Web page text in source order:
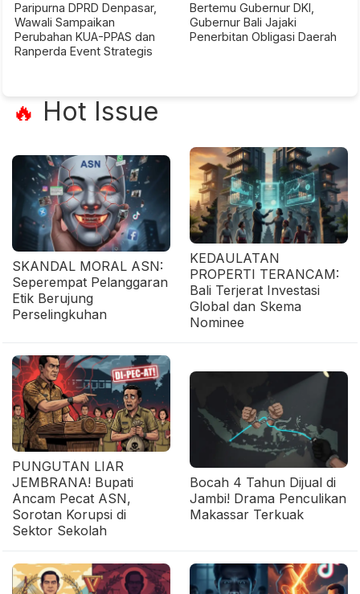
Paripurna DPRD Denpasar,
Wawali Sampaikan
Perubahan KUA-PPAS dan
Ranperda Event Strategis
Bertemu Gubernur DKI,
Gubernur Bali Jajaki
Penerbitan Obligasi Daerah
🔥 Hot Issue
SKANDAL MORAL ASN:
Seperempat Pelanggaran
Etik Berujung
Perselingkuhan
KEDAULATAN
PROPERTI TERANCAM:
Bali Terjerat Investasi
Global dan Skema
Nominee
PUNGUTAN LIAR
JEMBRANA! Bupati
Ancam Pecat ASN,
Sorotan Korupsi di
Sektor Sekolah
Bocah 4 Tahun Dijual di
Jambi! Drama Penculikan
Makassar Terkuak